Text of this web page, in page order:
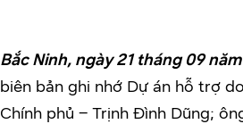
Bắc Ninh, ngày 21 tháng 09
biên bản ghi nhớ Dự án hỗ trợ
Chính phủ – Trịnh Đình Dũng;